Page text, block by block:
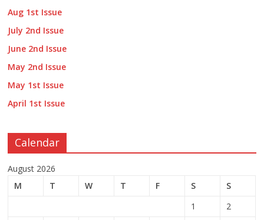
Aug 1st Issue
July 2nd Issue
June 2nd Issue
May 2nd Issue
May 1st Issue
April 1st Issue
Calendar
August 2026
M
T W T F S
S
1
2